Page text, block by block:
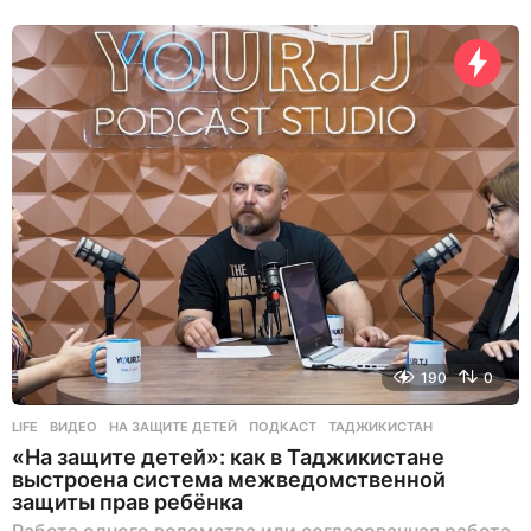
190 0
LIFE ВИДЕО ,НА ЗАЩИТЕ ДЕТЕЙ ,ПОДКАСТ ,ТАДЖИКИСТАН
«На защите детей»: как в Таджикистане
выстроена система межведомственной
защиты прав ребёнка